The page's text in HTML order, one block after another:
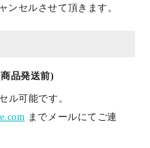
ンセルさせて頂きます。
品発送前)
ル可能です。
までメールにてご連